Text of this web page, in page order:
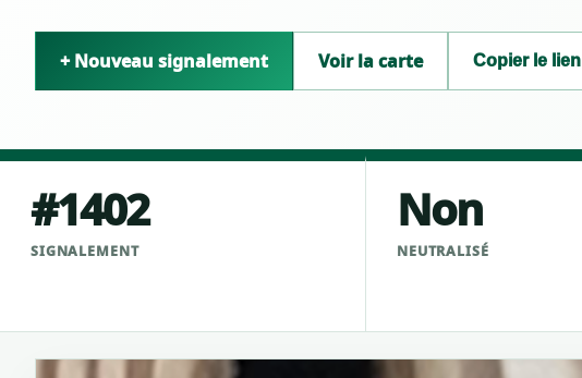
+ Nouveau signalement Voir la carte Copier le lien
#1402
SIGNALEMENT
Non
NEUTRALISÉ